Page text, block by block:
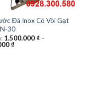
Đá Inox Có Vòi Gạt
30
1.500.000₫–
₫